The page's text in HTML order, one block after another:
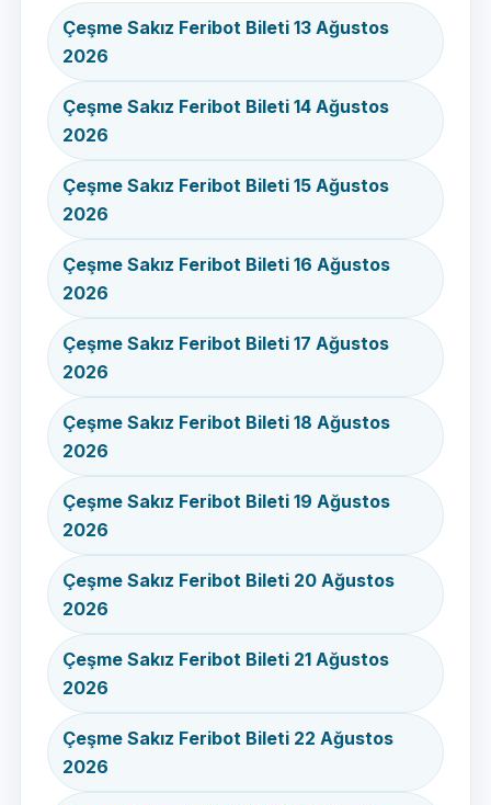
Çeşme Sakız Feribot Bileti 13 Ağustos
2026
Çeşme Sakız Feribot Bileti 14 Ağustos
2026
Çeşme Sakız Feribot Bileti 15 Ağustos
2026
Çeşme Sakız Feribot Bileti 16 Ağustos
2026
Çeşme Sakız Feribot Bileti 17 Ağustos
2026
Çeşme Sakız Feribot Bileti 18 Ağustos
2026
Çeşme Sakız Feribot Bileti 19 Ağustos
2026
Çeşme Sakız Feribot Bileti 20 Ağustos
2026
Çeşme Sakız Feribot Bileti 21 Ağustos
2026
Çeşme Sakız Feribot Bileti 22 Ağustos
2026